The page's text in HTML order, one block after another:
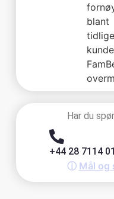
blant
Har du
+44 28 7114
ⓘ Mål og